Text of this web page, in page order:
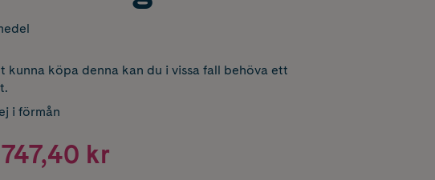
kunna köpa denna kan du i vissa fall behöva ett
i förmån
kr